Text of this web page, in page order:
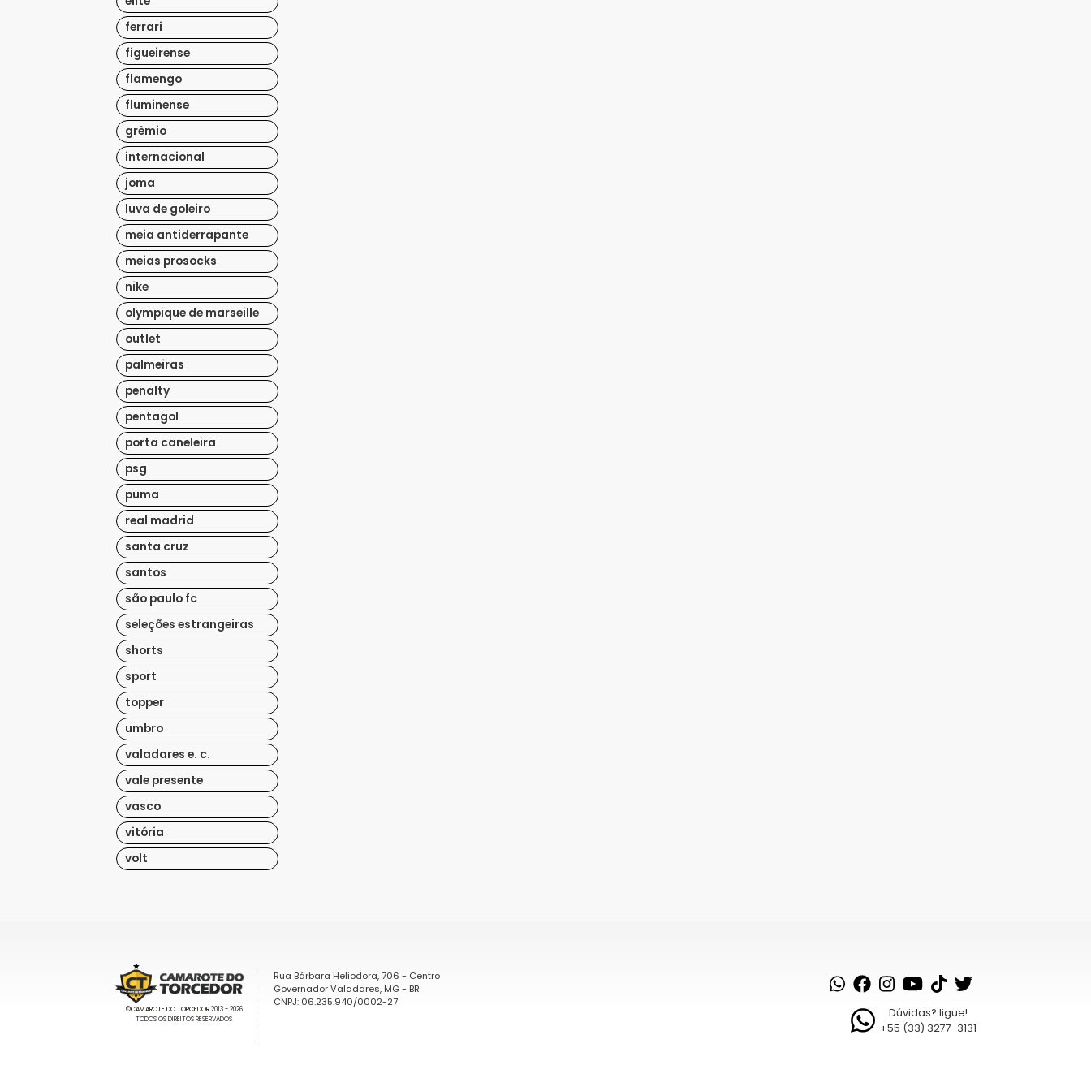
ferrari
figueirense
flamengo
fluminense
grêmio
internacional
joma
luva de goleiro
meia antiderrapante
meias prosocks
nike
olympique de marseille
outlet
palmeiras
penalty
pentagol
porta caneleira
psg
puma
real madrid
santa cruz
santos
são paulo fc
seleções estrangeiras
shorts
sport
topper
umbro
valadares e. c.
vale presente
vasco
vitória
volt
Rua Bárbara Heliodora, 706 - Centro
Governador Valadares, MG - BR
CNPJ: 06.235.940/0002-27
Dúvidas? ligue!
+55 (33) 3277-3131
©CAMAROTE DO TORCEDOR2013 - 2026
TODOS OS DIREITOS RESERVADOS